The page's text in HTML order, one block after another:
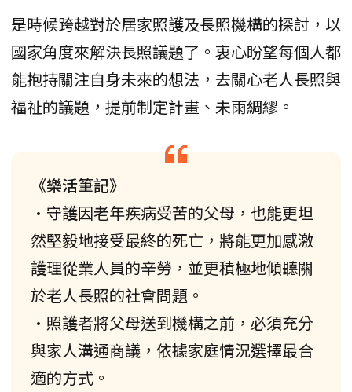
是時候跨越對於居家照護及長照機構的探討，以
國家角度來解決長照議題了。衷心盼望每個人都
能抱持關注自身未來的想法，去關心老人長照與
福祉的議題，提前制定計畫、未雨綢繆。
《樂活筆記》
•守護因老年疾病受苦的父母，也能更坦
然堅毅地接受最終的死亡，將能更加感激
護理從業人員的辛勞，並更積極地傾聽關
於老人長照的社會問題。
•照護者將父母送到機構之前，必須充分
與家人溝通商議，依據家庭情況選擇最合
適的方式。